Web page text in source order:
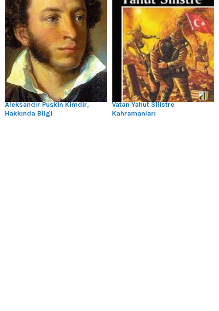
Aleksandır Puşkin Kimdir,
Hakkında Bilgi
Vatan Yahut Silistre
Kahramanları